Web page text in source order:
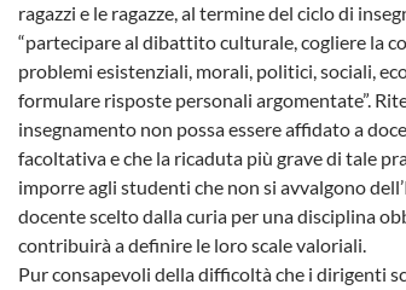
ragazzi e le ragazze, al termine del ciclo di
“partecipare al dibattito culturale, cogliere la
problemi esistenziali, morali, politici, sociali,
formulare risposte personali argomentate”.
insegnamento non possa essere affidato a
facoltativa e che la ricaduta più grave di tale
imporre agli studenti che non si avvalgono
docente scelto dalla curia per una disciplina
contribuirà a definire le loro scale valoriali.
Pur consapevoli della difficoltà che i dirigenti